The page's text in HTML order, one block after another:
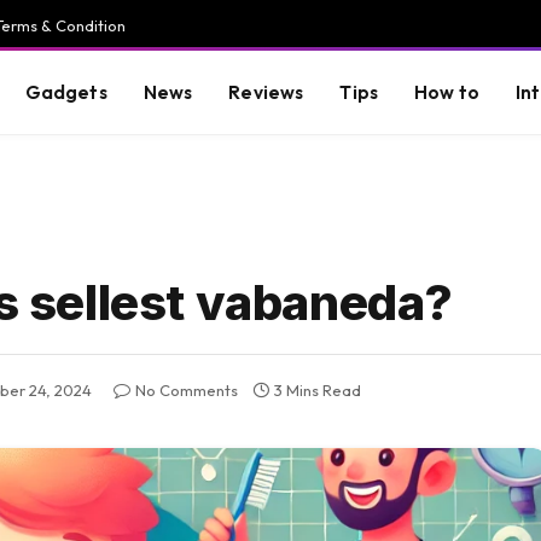
& Condition
Gadgets News Reviews Tips How to
sellest vabaneda?
24, 2024 No Comments 3 Mins Read